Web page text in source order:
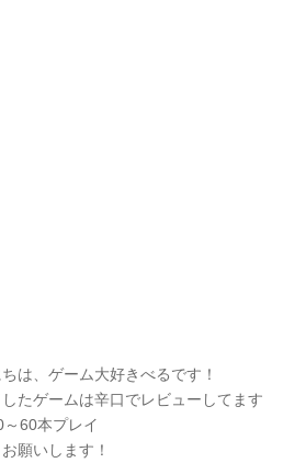
は、ゲーム大好きべるです！
たゲームは辛口でレビューしてます
60本プレイ
願いします！